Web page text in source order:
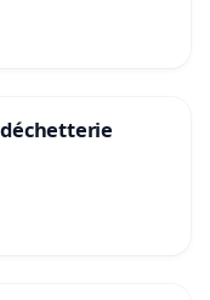
déchetterie